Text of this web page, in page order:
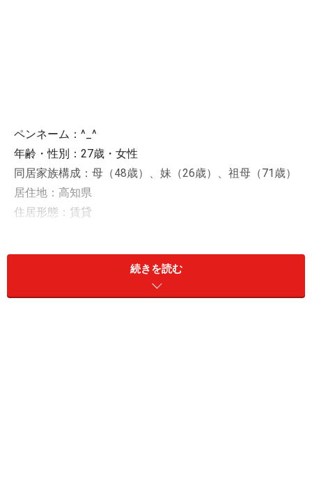
ペンネーム：^_^
年齢・性別：27歳・女性
同居家族構成：母（48歳）、妹（26歳）、祖母（71歳）
居住地：高知県
住居形態：賃貸
年収：120万円
金融資産：現預金5万円続きを読む